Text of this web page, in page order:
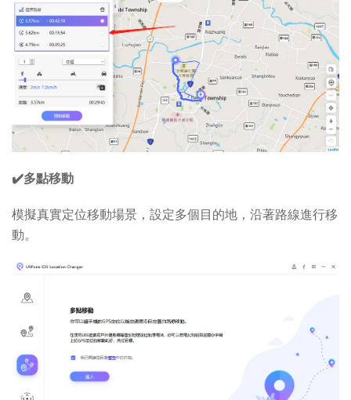
✔️多點移動
模擬真實定位移動場景，設定多個目的地，沿著路線進行移
動。